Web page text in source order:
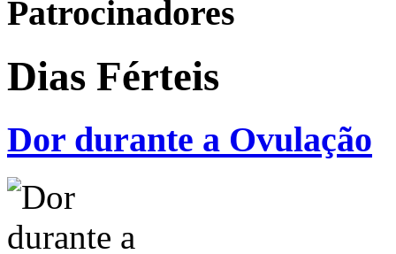
Patrocinadores
Dias Férteis
Dor durante a Ovulação